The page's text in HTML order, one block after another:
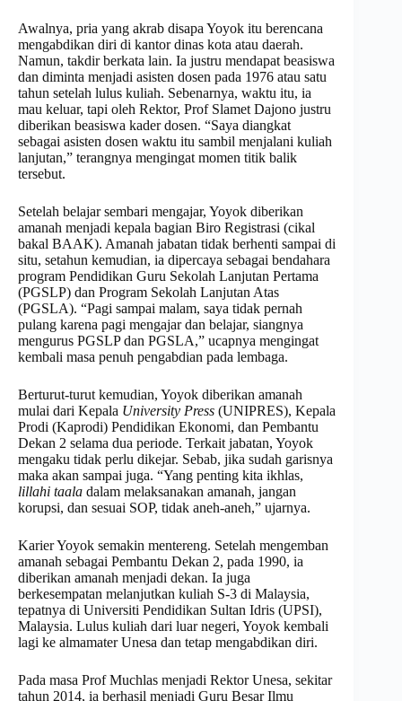
Awalnya, pria yang akrab disapa Yoyok itu berencana
mengabdikan diri di kantor dinas kota atau daerah.
Namun, takdir berkata lain. Ia justru mendapat beasiswa
dan diminta menjadi asisten dosen pada 1976 atau satu
tahun setelah lulus kuliah. Sebenarnya, waktu itu, ia
mau keluar, tapi oleh Rektor, Prof Slamet Dajono justru
diberikan beasiswa kader dosen. “Saya diangkat
sebagai asisten dosen waktu itu sambil menjalani kuliah
lanjutan,” terangnya mengingat momen titik balik
tersebut.
Setelah belajar sembari mengajar, Yoyok diberikan
amanah menjadi kepala bagian Biro Registrasi (cikal
bakal BAAK). Amanah jabatan tidak berhenti sampai di
situ, setahun kemudian, ia dipercaya sebagai bendahara
program Pendidikan Guru Sekolah Lanjutan Pertama
(PGSLP) dan Program Sekolah Lanjutan Atas
(PGSLA). “Pagi sampai malam, saya tidak pernah
pulang karena pagi mengajar dan belajar, siangnya
mengurus PGSLP dan PGSLA,” ucapnya mengingat
kembali masa penuh pengabdian pada lembaga.
Berturut-turut kemudian, Yoyok diberikan amanah
mulai dari Kepala University Press (UNIPRES), Kepala
Prodi (Kaprodi) Pendidikan Ekonomi, dan Pembantu
Dekan 2 selama dua periode. Terkait jabatan, Yoyok
mengaku tidak perlu dikejar. Sebab, jika sudah garisnya
maka akan sampai juga. “Yang penting kita ikhlas,
lillahi taala dalam melaksanakan amanah, jangan
korupsi, dan sesuai SOP, tidak aneh-aneh,” ujarnya.
Karier Yoyok semakin mentereng. Setelah mengemban
amanah sebagai Pembantu Dekan 2, pada 1990, ia
diberikan amanah menjadi dekan. Ia juga
berkesempatan melanjutkan kuliah S-3 di Malaysia,
tepatnya di Universiti Pendidikan Sultan Idris (UPSI),
Malaysia. Lulus kuliah dari luar negeri, Yoyok kembali
lagi ke almamater Unesa dan tetap mengabdikan diri.
Pada masa Prof Muchlas menjadi Rektor Unesa, sekitar
tahun 2014, ia berhasil menjadi Guru Besar Ilmu